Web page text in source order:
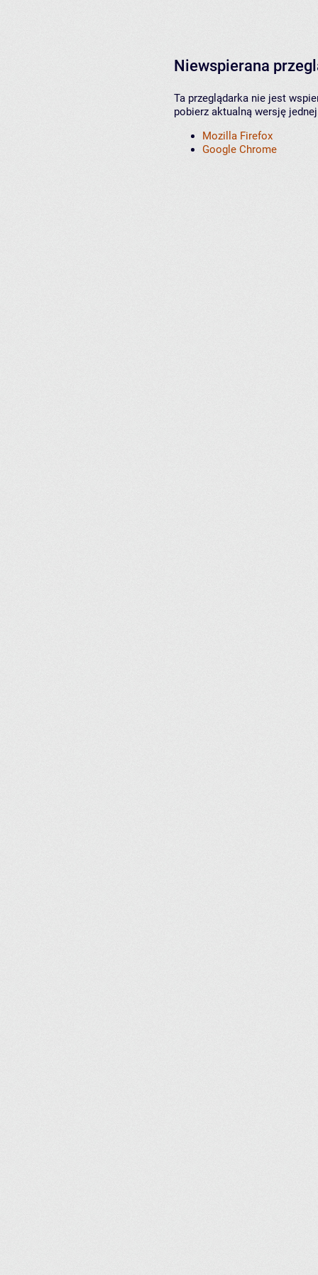
Niewspierana
Ta przeglądarka nie jest
pobierz aktualną wersję
Mozilla Firefox
Google Chrome